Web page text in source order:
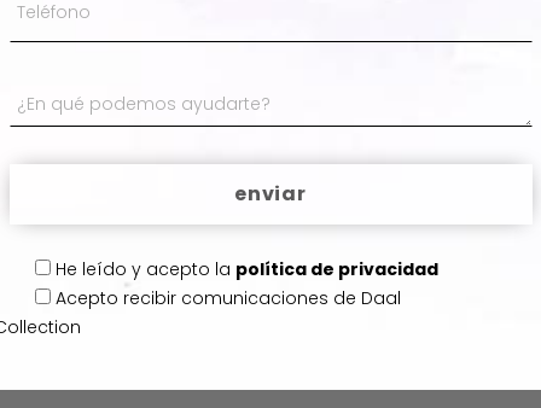
He leído y acepto la política de privacidad
Acepto recibir comunicaciones de Daal